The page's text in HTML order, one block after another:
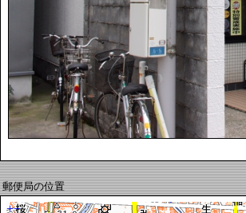
郵便局の位置